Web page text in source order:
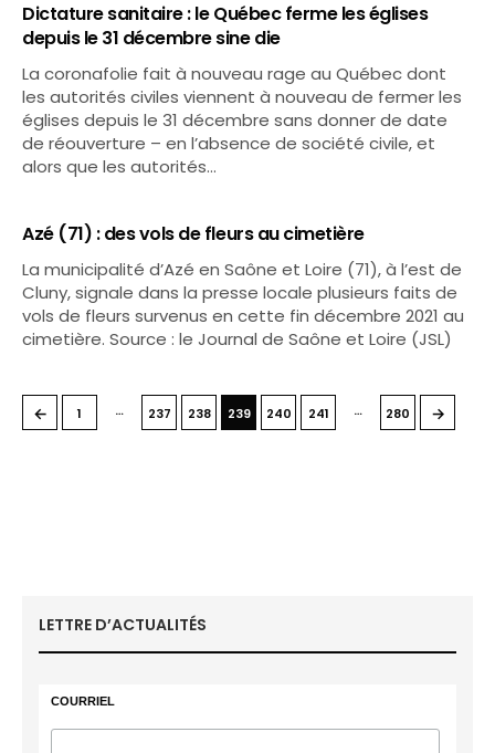
Dictature sanitaire : le Québec ferme les églises
depuis le 31 décembre sine die
La coronafolie fait à nouveau rage au Québec dont
les autorités civiles viennent à nouveau de fermer les
églises depuis le 31 décembre sans donner de date
de réouverture – en l’absence de société civile, et
alors que les autorités…
Azé (71) : des vols de fleurs au cimetière
La municipalité d’Azé en Saône et Loire (71), à l’est de
Cluny, signale dans la presse locale plusieurs faits de
vols de fleurs survenus en cette fin décembre 2021 au
cimetière. Source : le Journal de Saône et Loire (JSL)
← 1 … 237 238 239 240 241 … 280 →
LETTRE D’ACTUALITÉS
COURRIEL